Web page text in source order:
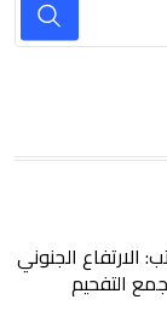
الجنوني
التفحيم